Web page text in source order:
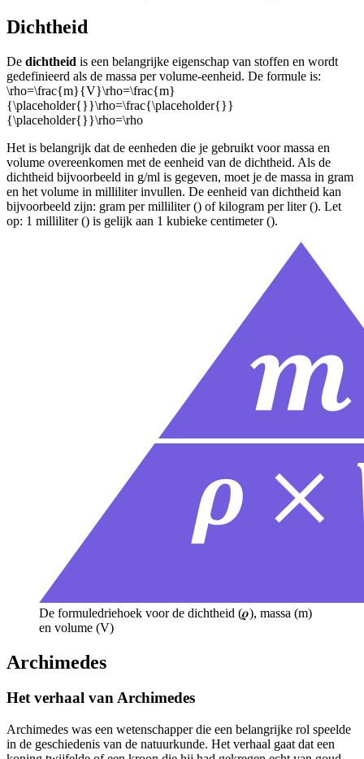
Dichtheid
De dichtheid is een belangrijke eigenschap van stoffen en wordt
gedefinieerd als de massa per volume-eenheid. De formule is:
\rho=\frac{m}{V}\rho=\frac{m}
{\placeholder{}}\rho=\frac{\placeholder{}}
{\placeholder{}}\rho=\rho
Het is belangrijk dat de eenheden die je gebruikt voor massa en
volume overeenkomen met de eenheid van de dichtheid. Als de
dichtheid bijvoorbeeld in g/ml is gegeven, moet je de massa in gram
en het volume in milliliter invullen. De eenheid van dichtheid kan
bijvoorbeeld zijn: gram per milliliter () of kilogram per liter (). Let
op: 1 milliliter () is gelijk aan 1 kubieke centimeter ().
De formuledriehoek voor de dichtheid (𝝆), massa (m)
en volume (V)
Archimedes
Het verhaal van Archimedes
Archimedes was een wetenschapper die een belangrijke rol speelde
in de geschiedenis van de natuurkunde. Het verhaal gaat dat een